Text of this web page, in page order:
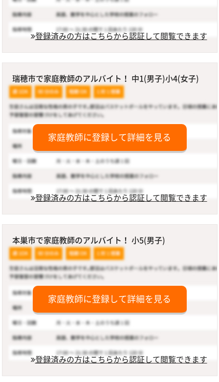
登録済みの方はこちらから認証して閲覧できます
瑞穂市で家庭教師のアルバイト！ 中1(男子)小4(女子)
家庭教師に登録して詳細を見る
登録済みの方はこちらから認証して閲覧できます
本巣市で家庭教師のアルバイト！ 小5(男子)
家庭教師に登録して詳細を見る
登録済みの方はこちらから認証して閲覧できます